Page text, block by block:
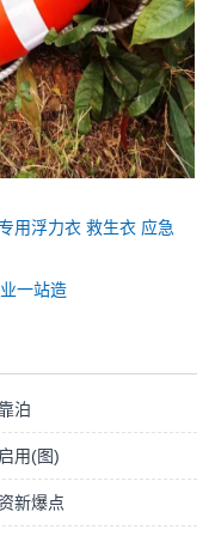
用浮力衣 救生衣 应急
一站造